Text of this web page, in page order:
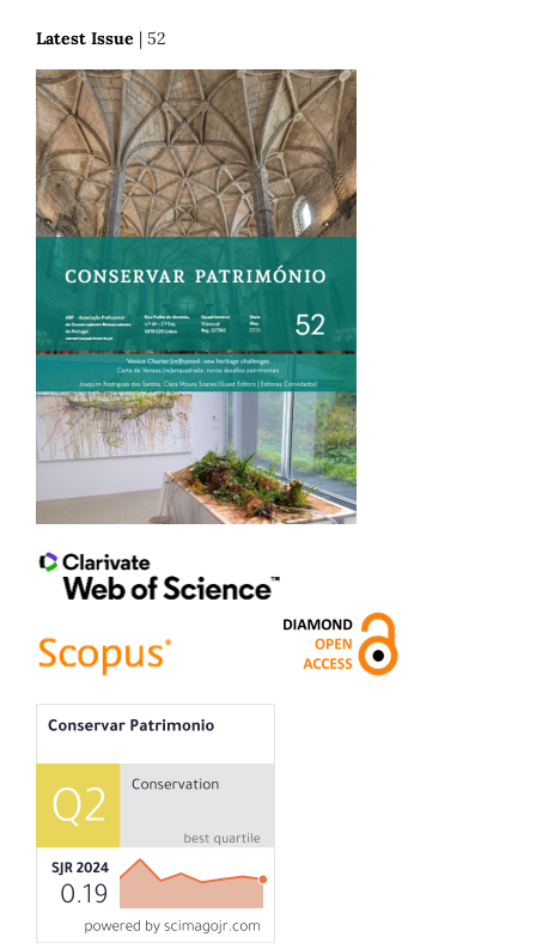
Latest Issue | 52